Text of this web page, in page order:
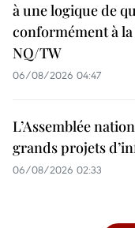
à une logique de
conformément à
NQ/TW
06/08/2026 04:47
L’Assemblée
grands projets
06/08/2026 02:33